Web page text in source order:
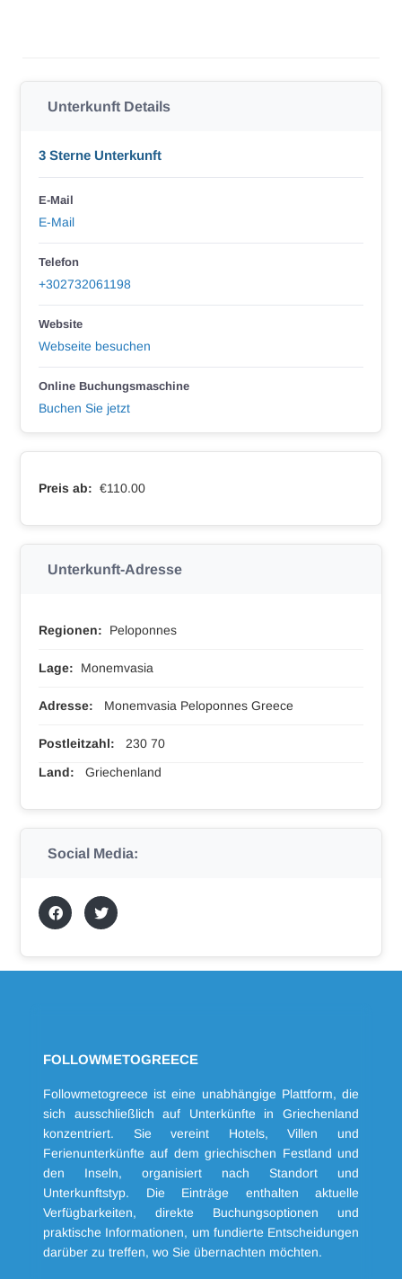
Unterkunft Details
3 Sterne Unterkunft
E-Mail
E-Mail
Telefon
+302732061198
Website
Webseite besuchen
Online Buchungsmaschine
Buchen Sie jetzt
Preis ab: €110.00
Unterkunft-Adresse
Regionen: Peloponnes
Lage: Monemvasia
Adresse: Monemvasia Peloponnes Greece
Postleitzahl:
230 70
Land:
Griechenland
Social Media:
FOLLOWMETOGREECE
Followmetogreece ist eine unabhängige Plattform, die
sich ausschließlich auf Unterkünfte in Griechenland
konzentriert. Sie vereint Hotels, Villen und
Ferienunterkünfte auf dem griechischen Festland und
den Inseln, organisiert nach Standort und
Unterkunftstyp. Die Einträge enthalten aktuelle
Verfügbarkeiten, direkte Buchungsoptionen und
praktische Informationen, um fundierte Entscheidungen
darüber zu treffen, wo Sie übernachten möchten.